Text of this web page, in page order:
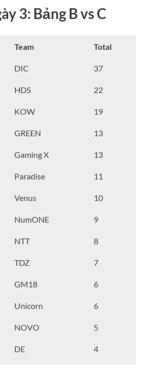
3: Bảng B vs C
Team Total
DIC 37
HDS 22
KOW 19
GREEN 13
Gaming X 13
Paradise 11
Venus 10
NumONE 9
NTT 8
TDZ 7
GM18 6
Unicorn 6
NOVO 5
DE 4